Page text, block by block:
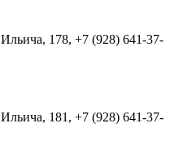
178, +7 (928) 641-37-
181, +7 (928) 641-37-